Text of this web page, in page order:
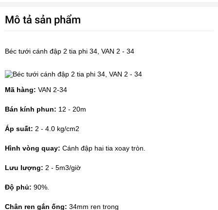
Mô tả sản phẩm
Béc tưới cánh đập 2 tia phi 34, VAN 2 - 34
Mã hàng: VAN 2-34
Bán kính phun: 12 - 20m
Áp suất: 2 - 4.0 kg/cm2
Hình vòng quay: Cánh đập hai tia xoay tròn.
Lưu lượng: 2 - 5m3/giờ
Độ phủ: 90%.
Chân ren gắn ống: 34mm ren trong